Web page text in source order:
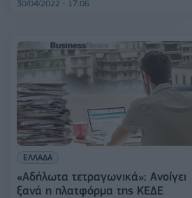
30/04/2022 - 17:06
ΕΛΛΑΔΑ
«Αδήλωτα τετραγωνικά»: Ανοίγει
ξανά η πλατφόρμα της ΚΕΔΕ